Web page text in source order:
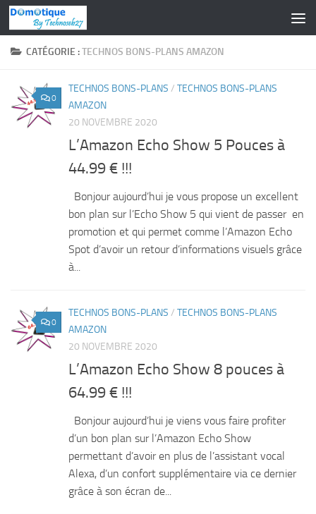
Skip to content
CATÉGORIE :TECHNOS BONS-PLANS AMAZON
0
TECHNOS BONS-PLANS / TECHNOS BONS-PLANS
AMAZON
20 NOVEMBRE 2020
L’Amazon Echo Show 5 Pouces à
44.99 € !!!
Bonjour aujourd’hui je vous propose un excellent
bon plan sur l’Echo Show 5 qui vient de passer en
promotion et qui permet comme l’Amazon Echo
Spot d’avoir un retour d’informations visuels grâce
à...
0
TECHNOS BONS-PLANS / TECHNOS BONS-PLANS
AMAZON
20 NOVEMBRE 2020
L’Amazon Echo Show 8 pouces à
64.99 € !!!
Bonjour aujourd’hui je viens vous faire profiter
d’un bon plan sur l’Amazon Echo Show
permettant d’avoir en plus de l’assistant vocal
Alexa, d’un confort supplémentaire via ce dernier
grâce à son écran de...